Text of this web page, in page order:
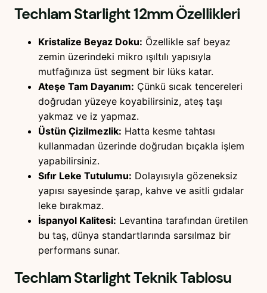
Techlam Starlight 12mmÖzellikleri
Kristalize Beyaz Doku: Özellikle saf beyaz
zemin üzerindeki mikro ışıltılı yapısıyla
mutfağınıza üst segment bir lüks katar.
Ateşe Tam Dayanım: Çünkü sıcak tencereleri
doğrudan yüzeye koyabilirsiniz, ateş taşı
yakmaz ve iz yapmaz.
Üstün Çizilmezlik: Hatta kesme tahtası
kullanmadan üzerinde doğrudan bıçakla işlem
yapabilirsiniz.
Sıfır Leke Tutulumu: Dolayısıyla gözeneksiz
yapısı sayesinde şarap, kahve ve asitli gıdalar
leke bırakmaz.
İspanyol Kalitesi: Levantina tarafından üretilen
bu taş, dünya standartlarında sarsılmaz bir
performans sunar.
Techlam StarlightTeknik Tablosu